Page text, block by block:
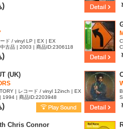
)
2
ド / vinyl LP | EX | EX
古品 | 2003 | 商品ID:2306118
)
(UK)
| レコード / vinyl 12inch | EX
1994 | 商品ID:2203948
)
Chris Connor